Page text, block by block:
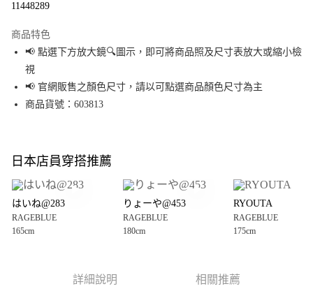
Apple Pay
街口支付
悠遊付
全盈+PAY
大哥付你分期
【大哥付你分期使用說明】
1.本服務由台灣大哥大提供，台灣大哥大用戶可立即使用無須另外申請。
2.付款方式選擇「大哥付你分期」，訂單成立後會自動跳轉到大哥付的交易
3.實際核准額度、可分期數及費用金額請依後續交易確認頁面所載為準。
4.訂單成立30分鐘內，如未前往確認交易或遇審核未通過，訂單將自動取
AFTEE先享後付
11448289
商品特色
📢 點選下方放大鏡🔍圖示，即可將商品照及尺寸表放大或縮小檢
視
📢 官網販售之顏色尺寸，請以可點選商品顏色尺寸為主
商品貨號：603813
日本店員穿搭推薦
はいね@283
RAGEBLUE
165cm
りょーや@453
RAGEBLUE
180cm
RYOUTA
RAGEBLUE
175cm
詳細說明 相關推薦